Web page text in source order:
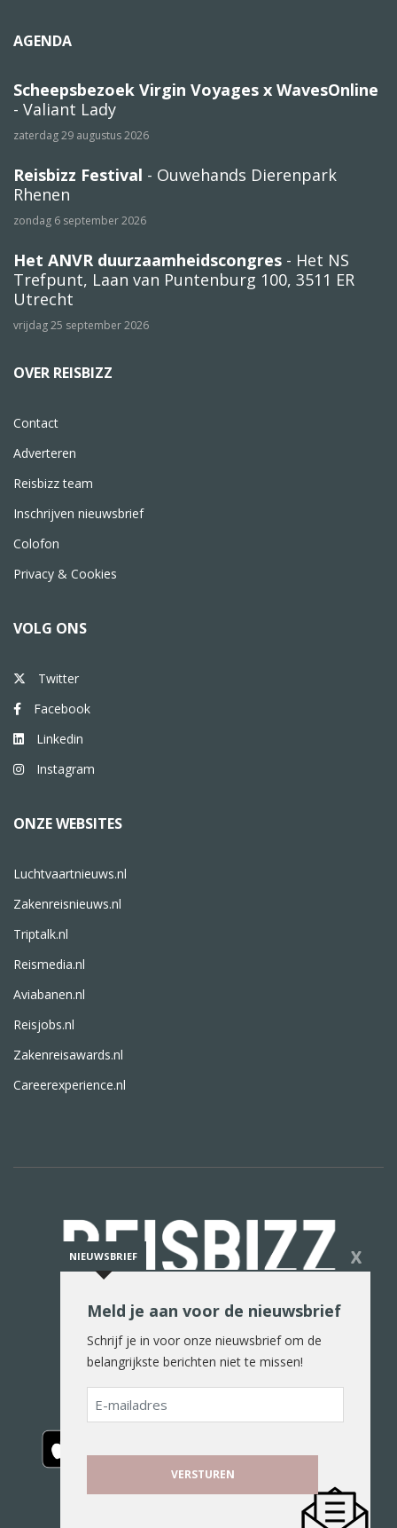
AGENDA
Scheepsbezoek Virgin Voyages x WavesOnline
- Valiant Lady
zaterdag 29 augustus 2026
Reisbizz Festival - Ouwehands Dierenpark
Rhenen
zondag 6 september 2026
Het ANVR duurzaamheidscongres - Het NS
Trefpunt, Laan van Puntenburg 100, 3511 ER
Utrecht
vrijdag 25 september 2026
OVER REISBIZZ
Contact
Adverteren
Reisbizz team
Inschrijven nieuwsbrief
Colofon
Privacy & Cookies
VOLG ONS
Twitter
Facebook
Linkedin
Instagram
ONZE WEBSITES
Luchtvaartnieuws.nl
Zakenreisnieuws.nl
Triptalk.nl
Reismedia.nl
Aviabanen.nl
Reisjobs.nl
Zakenreisawards.nl
Careerexperience.nl
De reiswereld in woord en beeld
NIEUWSBRIEF X
Meld je aan voor de nieuwsbrief
Schrijf je in voor onze nieuwsbrief om de
belangrijkste berichten niet te missen!
E-
mailadres